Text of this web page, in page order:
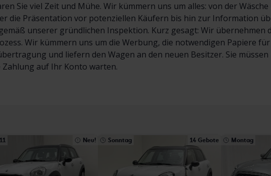
Sie viel Zeit und Mühe. Wir kümmern uns um alles: von der
die Präsentation vor potenziellen Käufern bis hin zur Information
unserer gründlichen Inspektion. Kurz gesagt: Wir übernehmen
Wir kümmern uns um die Werbung, die notwendigen Papiere für
und liefern den Wagen an den neuen Besitzer. Sie
Zahlung auf Ihr Konto warten.
Neu! Sonntag 14 Gebote Montag